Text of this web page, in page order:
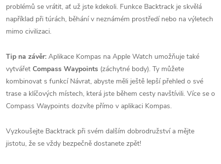
problémů se vrátit, ať už jste kdekoli. Funkce Backtrack je skvělá
například při túrách, běhání v neznámém prostředí nebo na výletech
mimo civilizaci.
Tip na závěr: Aplikace Kompas na Apple Watch umožňuje také
vytvářet Compass Waypoints (záchytné body). Ty můžete
kombinovat s funkcí Návrat, abyste měli ještě lepší přehled o své
trase a klíčových místech, která jste během cesty navštívili. Více se o
Compass Waypoints dozvíte přímo v aplikaci Kompas.
Vyzkoušejte Backtrack při svém dalším dobrodružství a mějte
jistotu, že se vždy bezpečně dostanete zpět!